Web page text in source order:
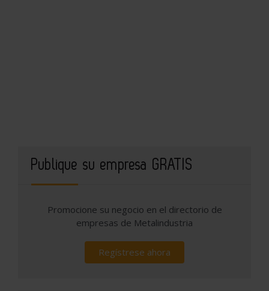
Publique su empresa GRATIS
Promocione su negocio en el directorio de
empresas de Metalindustria
Regístrese ahora